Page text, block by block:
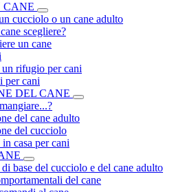
CANE
cucciolo o un cane adulto
scegliere?
un cane
rifugio per cani
per cani
DEL CANE
del cane adulto
del cucciolo
casa per cani
base del cucciolo e del cane adulto
del cane